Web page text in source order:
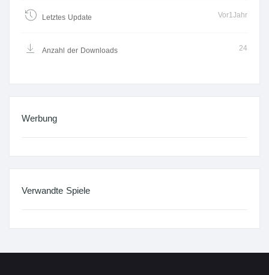
Letztes Update Vor1Jahr
Anzahl der Downloads 24
Werbung
Verwandte Spiele